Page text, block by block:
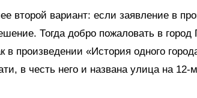
второй вариант: если заявление в
Тогда добро пожаловать в
в произведении «История одного
в честь него и названа улица на 12-